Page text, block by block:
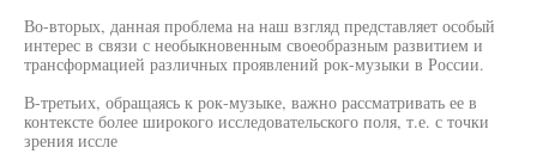
Во-вторых, данная проблема на наш взгляд представляет особый
интерес в связи с необыкновенным своеобразным развитием и
трансформацией различных проявлений рок-музыки в России.
В-третьих, обращаясь к рок-музыке, важно рассматривать ее в
контексте более широкого исследовательского поля, т.е. с точки
зрения иссле